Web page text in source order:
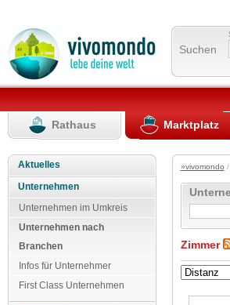
Suchen
Rathaus Marktplatz
Aktuelles
Unternehmen
Unternehmen im Umkreis
Unternehmen nach
Branchen
Infos für Unternehmer
First Class Unternehmen
»vivomondo /
Zimmer